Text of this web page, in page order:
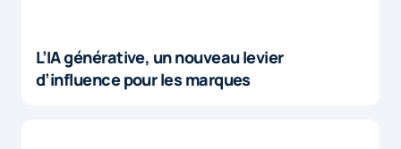
L’IA générative, un nouveau levier
d’influence pour les marques